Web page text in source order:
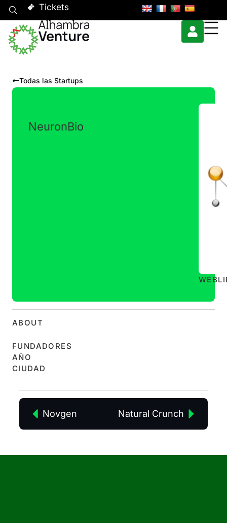
Tickets
Todas las Startups
NeuronBio
WEB
ABOUT
FUNDADORES
AÑO
CIUDAD
Novgen Natural Crunch